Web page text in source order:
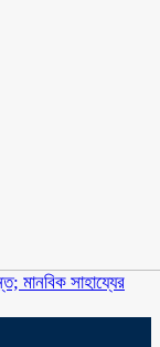
মানবিক সাহায্যের